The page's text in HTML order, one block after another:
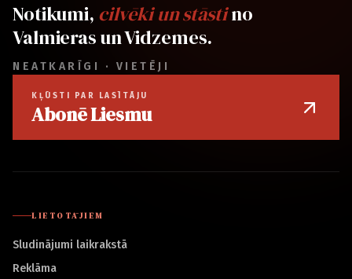
Notikumi, cilvēki un stāstino
Valmieras un Vidzemes.
NEATKARĪGI · VIETĒJI
KĻŪSTI PAR LASĪTĀJU
Abonē Liesmu
LIETOTĀJIEM
Sludinājumi laikrakstā
Reklāma